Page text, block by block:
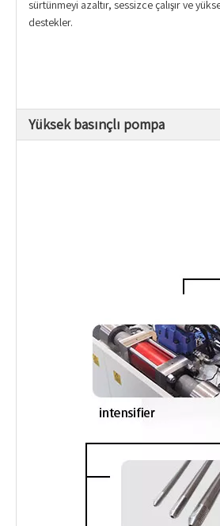
sürtünmeyi azaltır, sessizce çalışır ve
destekler.
Yüksek basınçlı pompa